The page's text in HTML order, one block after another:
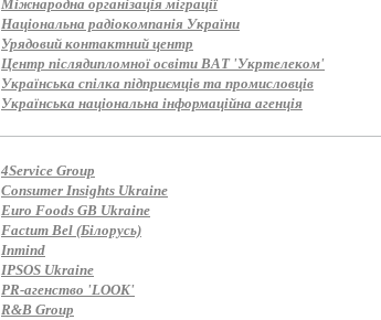
Міжнародна організація міграції
Національна радіокомпанія України
Урядовий контактний центр
Центр післядипломної освіти ВАТ 'Укртелеком'
Українська спілка підприємців та промисловців
Українська національна інформаційна агенція
4Service Group
Consumer Insights Ukraine
Euro Foods GB Ukraine
Factum Bel (Білорусь)
Inmind
IPSOS Ukraine
PR-агенство 'LOOK'
R&B Group